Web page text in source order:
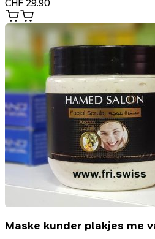
CHF 29.90
Maske kunder plakjes me